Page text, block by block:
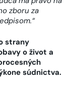
zboru za
.“
strany
o život a
súdnictva.